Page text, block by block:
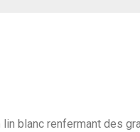
blanc renfermant des